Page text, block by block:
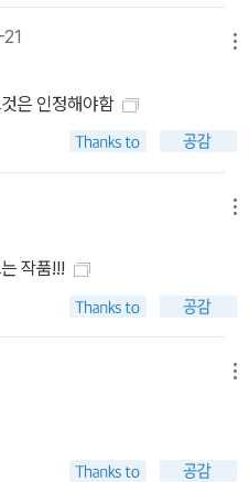
은 인정해야함
작품!!!